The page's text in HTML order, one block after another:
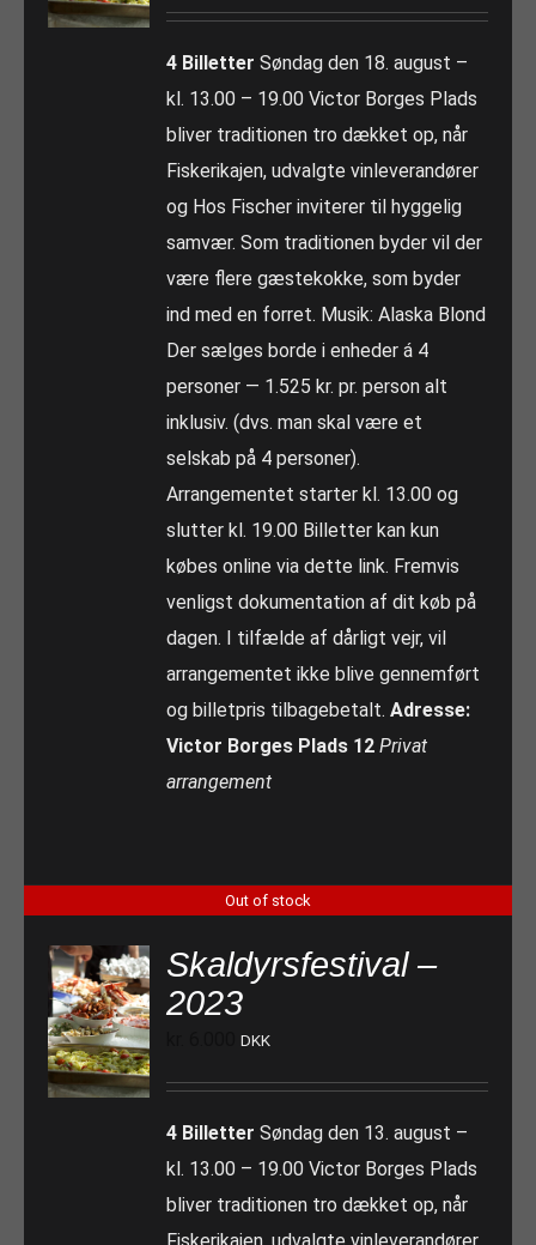
4 Billetter Søndag den 18. august –
kl. 13.00 – 19.00 Victor Borges Plads
bliver traditionen tro dækket op, når
Fiskerikajen, udvalgte vinleverandører
og Hos Fischer inviterer til hyggelig
samvær. Som traditionen byder vil der
være flere gæstekokke, som byder
ind med en forret. Musik: Alaska Blond
Der sælges borde i enheder á 4
personer — 1.525 kr. pr. person alt
inklusiv. (dvs. man skal være et
selskab på 4 personer).
Arrangementet starter kl. 13.00 og
slutter kl. 19.00 Billetter kan kun
købes online via dette link. Fremvis
venligst dokumentation af dit køb på
dagen. I tilfælde af dårligt vejr, vil
arrangementet ikke blive gennemført
og billetpris tilbagebetalt.Adresse:
Victor Borges Plads 12 Privat
arrangement
Out of stock
Skaldyrsfestival –
2023
DKK
4 Billetter Søndag den 13. august –
kl. 13.00 – 19.00 Victor Borges Plads
bliver traditionen tro dækket op, når